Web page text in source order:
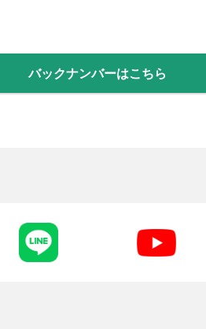
バックナンバーはこちら